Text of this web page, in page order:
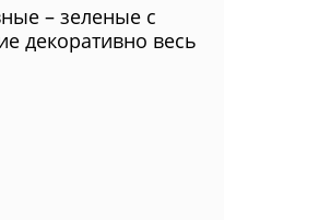
– зеленые с
декоративно весь